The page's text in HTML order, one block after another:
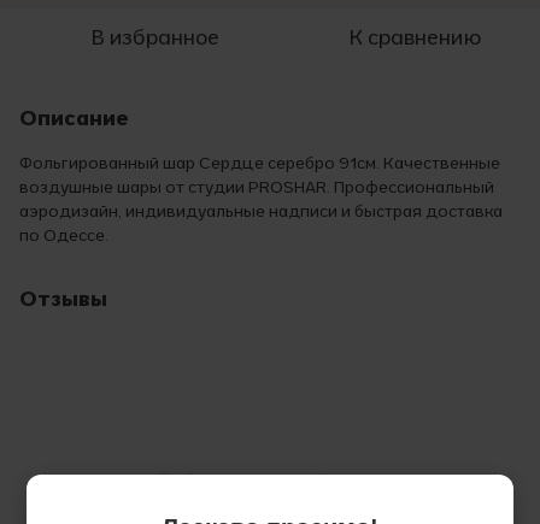
В избранное К сравнению
Описание
Фольгированный шар Сердце серебро 91см. Качественные
воздушные шары от студии PROSHAR. Профессиональный
аэродизайн, индивидуальные надписи и быстрая доставка
по Одессе.
Отзывы
Добавьте первый отзыв